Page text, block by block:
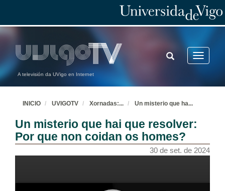
A televisión da UVigo en Internet
Toggle
TOGGLE
SEARCH
INICIO UVIGOTV Xornadas:... Un misterio que ha...
Un misterio que hai que resolver:
Por que non coidan os homes?
30 de set. de 2024